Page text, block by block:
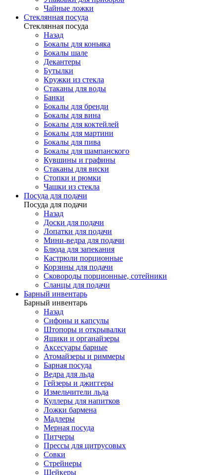
Чайные ложки
Стеклянная посуда
Стеклянная посуда
Назад
Бокалы для коньяка
Бокалы шале
Декантеры
Бутылки
Кружки из стекла
Стаканы для воды
Банки
Бокалы для бренди
Бокалы для вина
Бокалы для коктейлей
Бокалы для мартини
Бокалы для пива
Бокалы для шампанского
Кувшины и графины
Стаканы для виски
Стопки и рюмки
Чашки из стекла
Посуда для подачи
Посуда для подачи
Назад
Доски для подачи
Лопатки для подачи
Мини-ведра для подачи
Блюда для запекания
Кастрюли порционные
Корзины для подачи
Сковороды порционные, сотейники
Сланцы для подачи
Барный инвентарь
Барный инвентарь
Назад
Сифоны и капсулы
Штопоры и открывалки
Ящики и органайзеры
Аксесуары барные
Атомайзеры и риммеры
Барная посуда
Ведра для льда
Гейзеры и джиггеры
Измельчители льда
Куллеры для напитков
Ложки бармена
Мадлеры
Мерная посуда
Питчеры
Прессы для цитрусовых
Совки
Стрейнеры
Шейкеры